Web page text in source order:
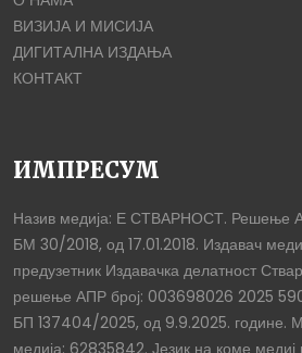
ВИЗИЈА И МИСИЈА
ДИГИТАЛНА ИЗДАЊА
КОНТАКТ
ИМПРЕСУМ
Назив медија: Е СТВАРНОСТ. Решење
БМ 30/2018, од 17.01.2018. Издавач
предузетник Издавачка делатност
решење АПР број: 003698026 2025
БП 137404/2025, од 9.9.2025. године.
медија: 62835842. Језик на коме медиј